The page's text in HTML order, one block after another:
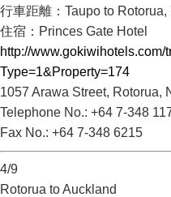
行車距離：Taupo to Rotorua,
住宿：Princes Gate Hotel
http://www.gokiwihotels.com/
Type=1&Property=174
1057 Arawa Street, Rotorua,
Telephone No.: +64 7-348
Fax No.: +64 7-348 6215
4/9
Rotorua to Auckland